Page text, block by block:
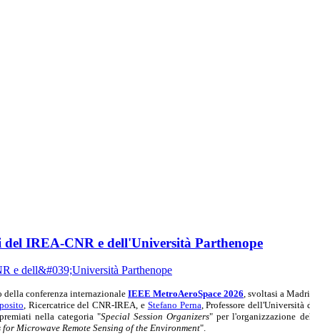
IREA-CNR e dell'Università Parthenope
della conferenza internazionale IEEE MetroAeroSpace 2026, svoltasi a
, Ricercatrice del CNR-IREA, e Stefano Perna, Professore
nella categoria "Special Session Organizers" per l'organizzazione
for Microwave Remote Sensing of the Environment".